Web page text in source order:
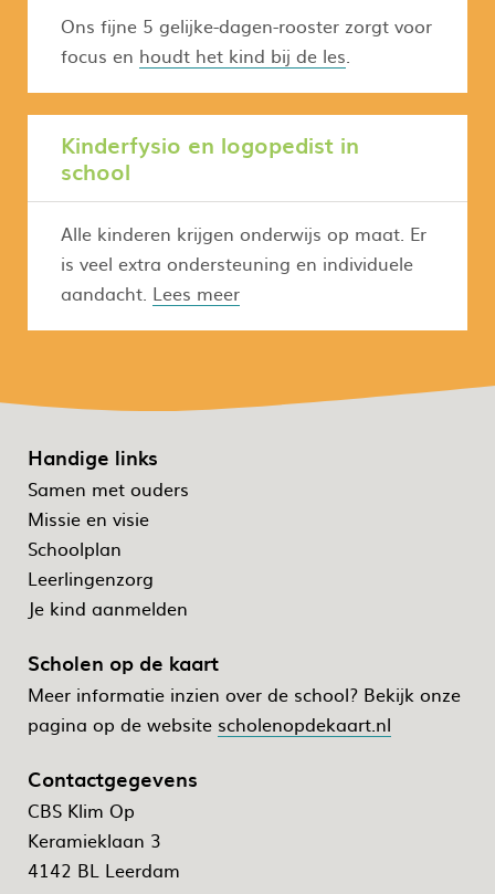
Ons fijne 5 gelijke-dagen-rooster zorgt voor
focus en houdt het kind bij de les.
Kinderfysio en logopedist in
school
Alle kinderen krijgen onderwijs op maat. Er
is veel extra ondersteuning en individuele
aandacht. Lees meer
Handige links
Samen met ouders
Missie en visie
Schoolplan
Leerlingenzorg
Je kind aanmelden
Scholen op de kaart
Meer informatie inzien over de school? Bekijk onze
pagina op de website scholenopdekaart.nl
Contactgegevens
CBS Klim Op
Keramieklaan 3
4142 BL Leerdam